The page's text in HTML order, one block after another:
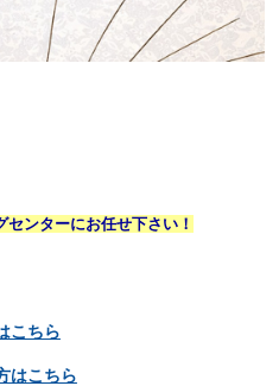
ンターにお任せ下さい！
こちら
はこちら